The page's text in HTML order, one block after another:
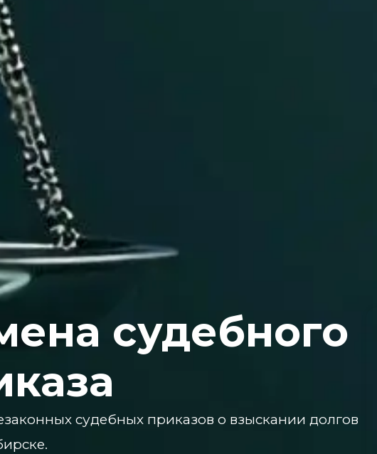
судебного
судебных приказов о взыскании долгов